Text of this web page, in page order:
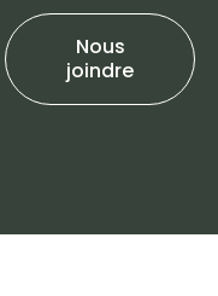
Nous
joindre